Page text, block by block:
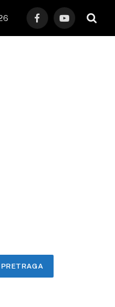
FacebookYouTube